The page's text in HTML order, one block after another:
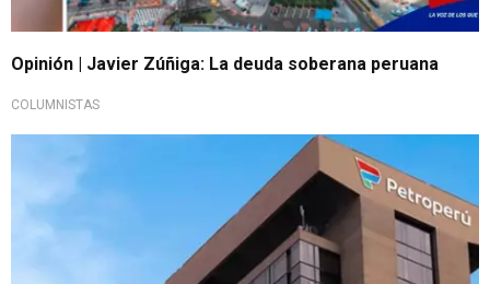
Opinión | Javier Zúñiga: La deuda soberana peruana
COLUMNISTAS